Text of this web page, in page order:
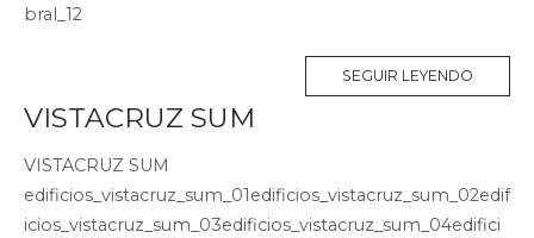
bral_12
SEGUIR LEYENDO
VISTACRUZ SUM
VISTACRUZ SUM
edificios_vistacruz_sum_01edificios_vistacruz_sum_02edif
icios_vistacruz_sum_03edificios_vistacruz_sum_04edifici